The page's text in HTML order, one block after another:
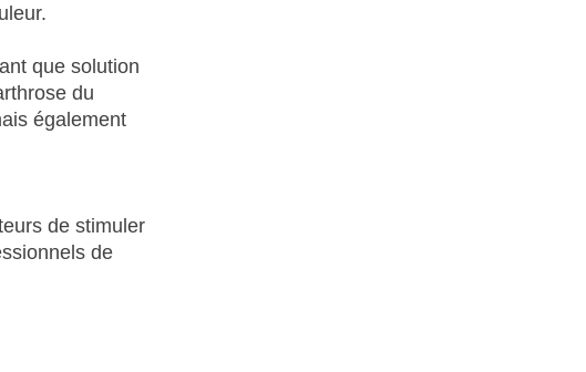
que solution
du
également
de stimuler
de